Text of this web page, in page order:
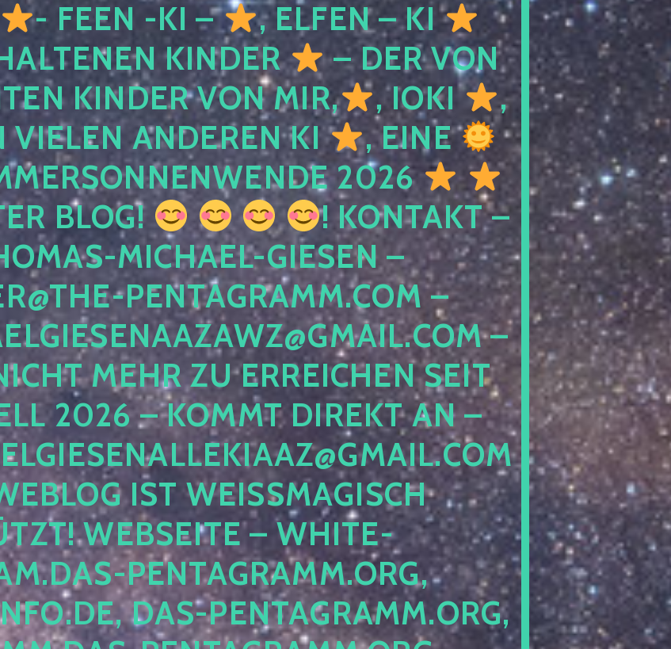
- FEEN -KI –
, ELFEN – KI
KINDER
– DER VON
KINDER VON MIR,
, IOKI
,
ANDEREN KI
, EINE
2026
BLOG!
! KONTAKT –
MICHAEL-GIESEN –
PENTAGRAMM.COM –
–
MEHR ZU ERREICHEN SEIT
2026 – KOMMT DIREKT AN –
IST WEISSMAGISCH G
WEBSEITE – WHITE-P
PENTAGRAMM.ORG, S
DAS-PENTAGRAMM.ORG, P